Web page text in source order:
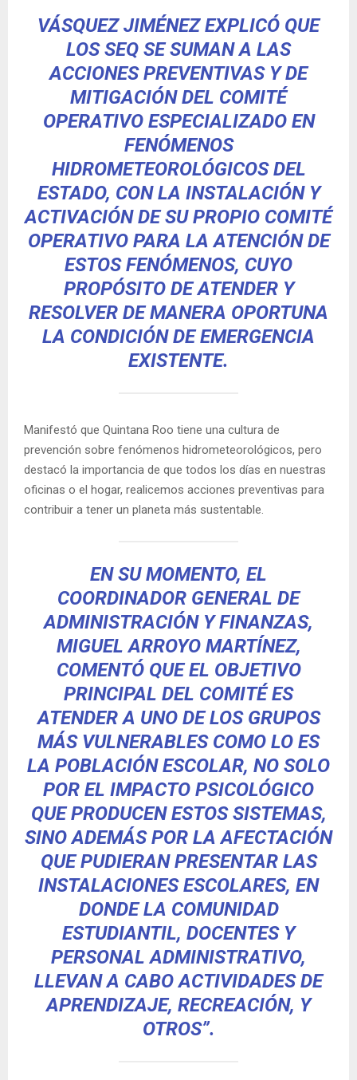
VÁSQUEZ JIMÉNEZ EXPLICÓ QUE
LOS SEQ SE SUMAN A LAS
ACCIONES PREVENTIVAS Y DE
MITIGACIÓN DEL COMITÉ
OPERATIVO ESPECIALIZADO EN
FENÓMENOS
HIDROMETEOROLÓGICOS DEL
ESTADO, CON LA INSTALACIÓN Y
ACTIVACIÓN DE SU PROPIO COMITÉ
OPERATIVO PARA LA ATENCIÓN DE
ESTOS FENÓMENOS, CUYO
PROPÓSITO DE ATENDER Y
RESOLVER DE MANERA OPORTUNA
LA CONDICIÓN DE EMERGENCIA
EXISTENTE.
Manifestó que Quintana Roo tiene una cultura de
prevención sobre fenómenos hidrometeorológicos, pero
destacó la importancia de que todos los días en nuestras
oficinas o el hogar, realicemos acciones preventivas para
contribuir a tener un planeta más sustentable.
EN SU MOMENTO, EL
COORDINADOR GENERAL DE
ADMINISTRACIÓN Y FINANZAS,
MIGUEL ARROYO MARTÍNEZ,
COMENTÓ QUE EL OBJETIVO
PRINCIPAL DEL COMITÉ ES
ATENDER A UNO DE LOS GRUPOS
MÁS VULNERABLES COMO LO ES
LA POBLACIÓN ESCOLAR, NO SOLO
POR EL IMPACTO PSICOLÓGICO
QUE PRODUCEN ESTOS SISTEMAS,
SINO ADEMÁS POR LA AFECTACIÓN
QUE PUDIERAN PRESENTAR LAS
INSTALACIONES ESCOLARES, EN
DONDE LA COMUNIDAD
ESTUDIANTIL, DOCENTES Y
PERSONAL ADMINISTRATIVO,
LLEVAN A CABO ACTIVIDADES DE
APRENDIZAJE, RECREACIÓN, Y
OTROS”.